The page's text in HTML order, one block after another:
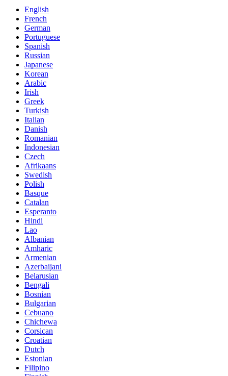
English
French
German
Portuguese
Spanish
Russian
Japanese
Korean
Arabic
Irish
Greek
Turkish
Italian
Danish
Romanian
Indonesian
Czech
Afrikaans
Swedish
Polish
Basque
Catalan
Esperanto
Hindi
Lao
Albanian
Amharic
Armenian
Azerbaijani
Belarusian
Bengali
Bosnian
Bulgarian
Cebuano
Chichewa
Corsican
Croatian
Dutch
Estonian
Filipino